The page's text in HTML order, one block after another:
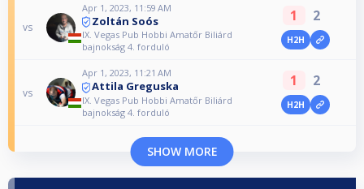
vs
Apr 1, 2023, 11:59 AM
Zoltán Soós
IX. Vegas Pub Hobbi Amatőr Biliárd
bajnokság 4. forduló
1 2
H2H
vs
Apr 1, 2023, 11:21 AM
Attila Greguska
IX. Vegas Pub Hobbi Amatőr Biliárd
bajnokság 4. forduló
1 2
H2H
SHOW MORE